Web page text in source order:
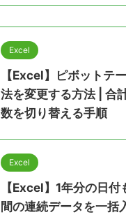
Excel
【Excel】ピボットテ
法を変更する方法 | 合
数を切り替える手順
Excel
【Excel】1年分の日
間の連続データを一括